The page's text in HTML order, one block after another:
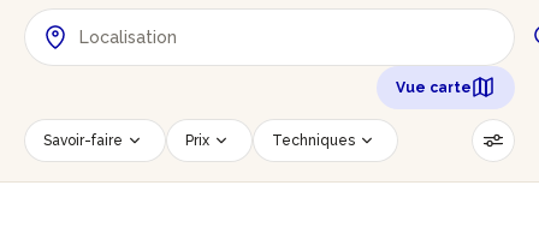
Vue carte
Savoir-faire Prix Techniques
Date Créneau horaire